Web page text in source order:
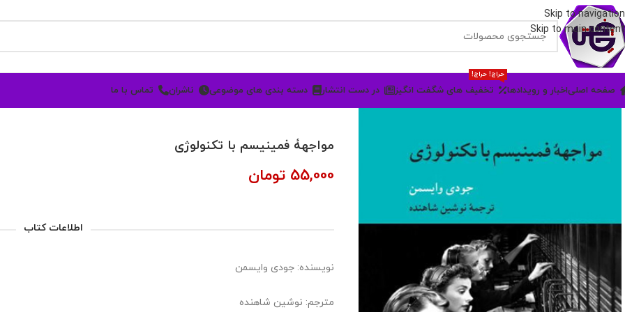
Skip to navigation
Skip to main content
صفحه اصلیاخبار و رویدادها تخفیف های شگفت انگیز
حراج! حراج!
در دست انتشار دسته بندی های موضوعی ناشران تماس با ما
مواجهۀ فمینیسم با تکنولوژی
55,000 تومان
اطلاعات کتاب
نویسنده: جودی وایسمن
مترجم: نوشین شاهنده